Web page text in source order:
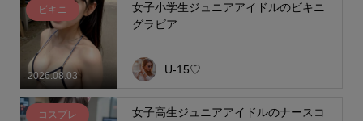
2026.08.03
ビキニ
女子小学生ジュニアアイドルのビキニ
グラビア
U-15♡
コスプレ
女子高生ジュニアアイドルのナースコ